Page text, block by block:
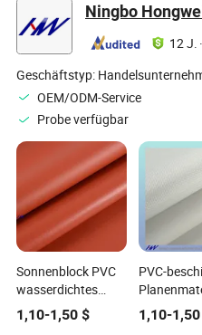
Lkw-
laminiert
beschichtet
12 J. ·
Geschäftstyp:
OEM/ODM-Service
Probe verfügbar
Sonnenblock PVC
wasserdichtes
Gewebe für
ganzjährigen
1,10-1,50 $
PVC-
Schutz
1,10-1,50